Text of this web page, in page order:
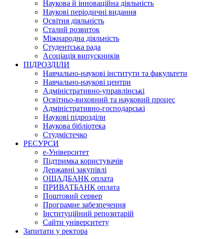
Наукова й інноваційна діяльність
Наукові періодичні видання
Освітня діяльність
Сталий розвиток
Міжнародна діяльність
Студентська рада
Асоціація випускників
ПІДРОЗДІЛИ
Навчально-наукові інститути та факультети
Навчально-наукові центри
Адміністративно-управлінські
Освітньо-виховний та науковий процес
Адміністративно-господарські
Наукові підрозділи
Наукова бібліотека
Студмістечко
РЕСУРСИ
е-Університет
Підтримка користувачів
Державні закупівлі
ОЩАДБАНК оплата
ПРИВАТБАНК оплата
Поштовий сервер
Програмне забезпечення
Інституційний репозитарій
Сайти університету
Запитати у ректора